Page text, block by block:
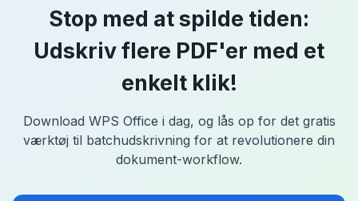
Stop med at spilde tiden:
Udskriv flere PDF'er med et
enkelt klik!
Download WPS Office i dag, og lås op for det gratis
værktøj til batchudskrivning for at revolutionere din
dokument-workflow.